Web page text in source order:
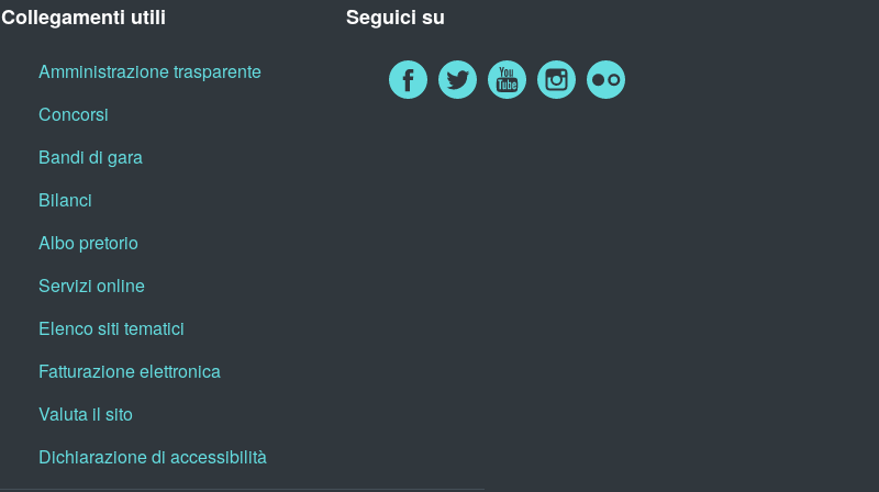
Collegamenti utili
Amministrazione trasparente
Concorsi
Bandi di gara
Bilanci
Albo pretorio
Servizi online
Elenco siti tematici
Fatturazione elettronica
Valuta il sito
Dichiarazione di accessibilità
Seguici su